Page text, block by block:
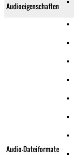
Audioeigenschaften
Audio-Dateiformate